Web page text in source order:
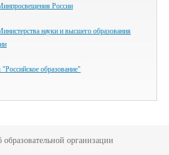
России
науки и высшего образования
образование"
образовательной организации